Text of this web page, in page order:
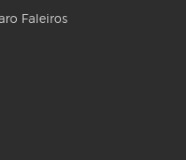
Faleiros